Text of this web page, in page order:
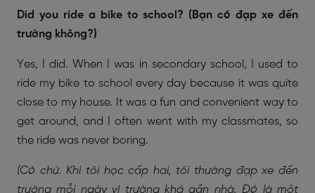
Did you ride a bike to school? (Bạn có đạp xe đến
trường không?)
Yes, I did. When I was in secondary school, I used to
ride my bike to school every day because it was quite
close to my house. It was a fun and convenient way to
get around, and I often went with my classmates, so
the ride was never boring.
(Có chứ. Khi tôi học cấp hai, tôi thường đạp xe đến
trường mỗi ngày vì trường khá gần nhà. Đó là một